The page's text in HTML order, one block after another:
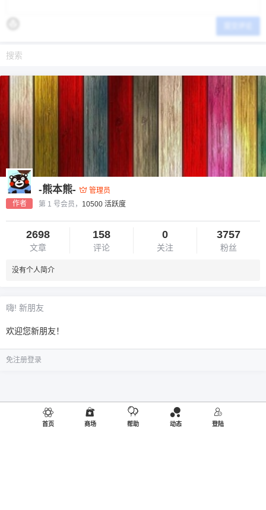
作者
-熊本熊-
管理员
第 1 号会员， 10500 活跃度
2698
文章
158
评论
0
关注
3757
粉丝
没有个人简介
嗨! 新朋友
欢迎您新朋友！
免注册登录
首页 商场 帮助 动态 登陆